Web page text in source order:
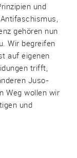
und
gehören nun
Wir begreifen
auf eigenen
trifft,
Juso-
Weg wollen wir
und